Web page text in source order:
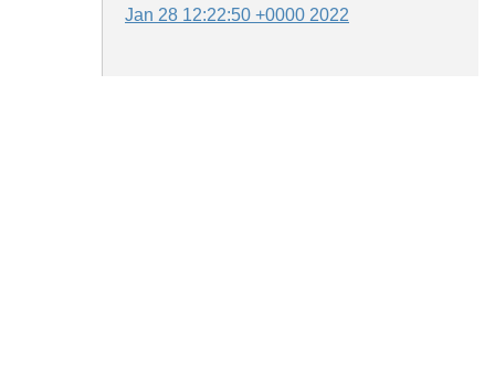
Jan 28 12:22:50 +0000 2022